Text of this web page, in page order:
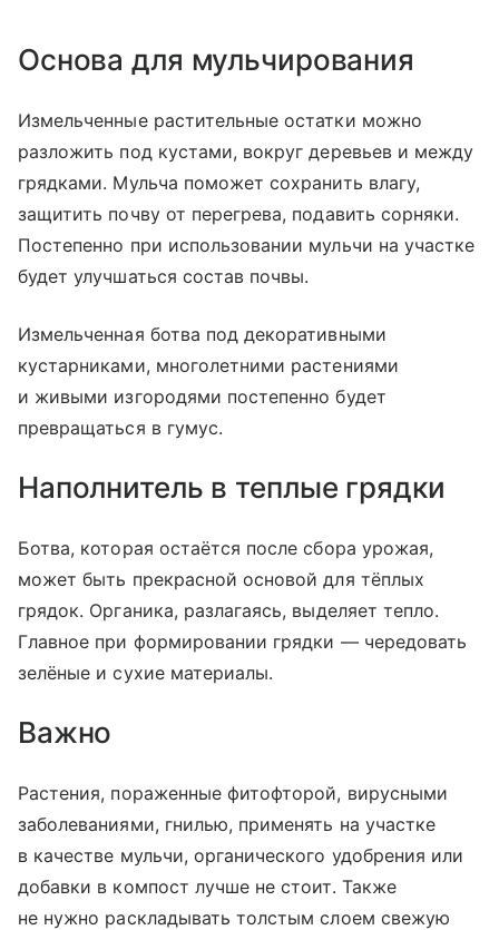
Основа для мульчирования
Измельченные растительные остатки можно
разложить под кустами, вокруг деревьев и между
грядками. Мульча поможет сохранить влагу,
защитить почву от перегрева, подавить сорняки.
Постепенно при использовании мульчи на участке
будет улучшаться состав почвы.
Измельченная ботва под декоративными
кустарниками, многолетними растениями
и живыми изгородями постепенно будет
превращаться в гумус.
Наполнитель в теплые грядки
Ботва, которая остаётся после сбора урожая,
может быть прекрасной основой для тёплых
грядок. Органика, разлагаясь, выделяет тепло.
Главное при формировании грядки — чередовать
зелёные и сухие материалы.
Важно
Растения, пораженные фитофторой, вирусными
заболеваниями, гнилью, применять на участке
в качестве мульчи, органического удобрения или
добавки в компост лучше не стоит. Также
не нужно раскладывать толстым слоем свежую